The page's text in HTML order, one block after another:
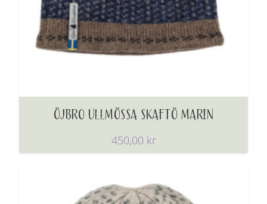
ÖJBRO ULLMÖSSA SKAFTÖ MARIN
450,00 kr